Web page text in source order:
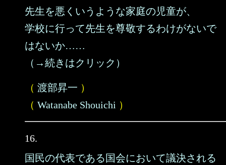
先生を悪くいうような家庭の児童が、
学校に行って先生を尊敬するわけがないで
はないか……
（→続きはクリック）
（ 渡部昇一 ）
（ Watanabe Shouichi ）
16.
国民の代表である国会において議決される